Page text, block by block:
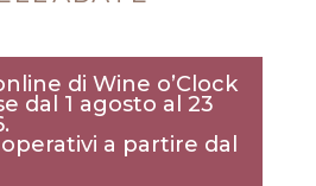
di Wine o’Clock
dal 1 agosto al 23
a partire dal